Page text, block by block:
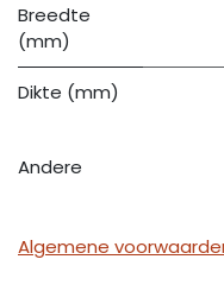
Breedte
(mm)
Dikte (mm)
Andere
Algemene